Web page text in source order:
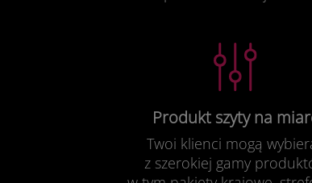
Produkt szyty na
Twoi klienci mogą
z szerokiej gamy